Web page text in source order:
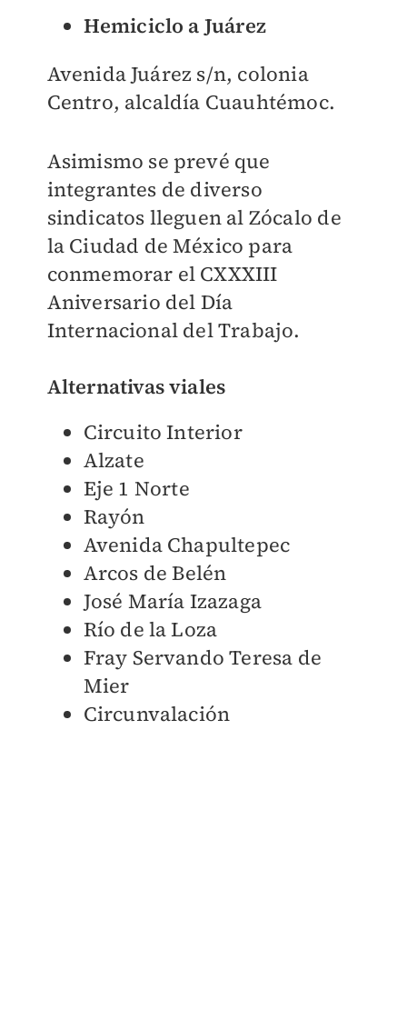
Hemiciclo a Juárez
Avenida Juárez s/n, colonia
Centro, alcaldía Cuauhtémoc.
Asimismo se prevé que
integrantes de diverso
sindicatos lleguen al Zócalo de
la Ciudad de México para
conmemorar el CXXXIII
Aniversario del Día
Internacional del Trabajo.
Alternativas viales
Circuito Interior
Alzate
Eje 1 Norte
Rayón
Avenida Chapultepec
Arcos de Belén
José María Izazaga
Río de la Loza
Fray Servando Teresa de
Mier
Circunvalación